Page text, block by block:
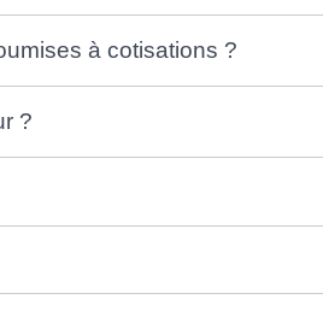
à cotisations ?
?